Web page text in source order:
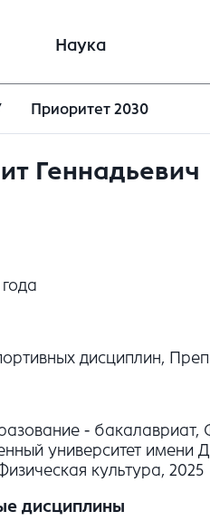
Наука
Приоритет 2030
Геннадьевич
дисциплин,
- бакалавриат,
университет имени
культура, 2025
дисциплины